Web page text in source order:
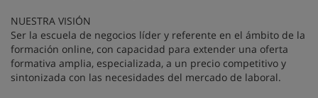
NUESTRA VISIÓN
Ser la escuela de negocios líder y referente en el ámbito de la
formación online, con capacidad para extender una oferta
formativa amplia, especializada, a un precio competitivo y
sintonizada con las necesidades del mercado de laboral.